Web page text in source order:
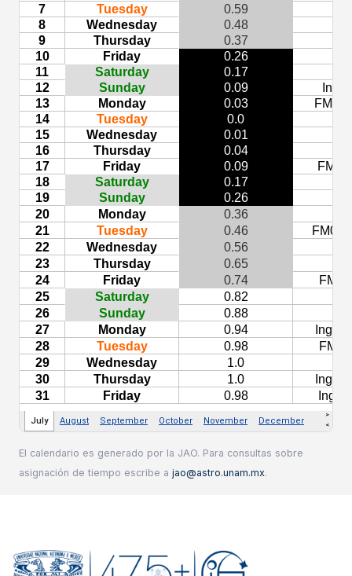
El calendario es generado por la JAO. Para consultas sobre
asignación de tiempo escribe a jao@astro.unam.mx.